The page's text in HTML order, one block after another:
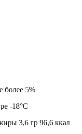
более 5%
-18°С
3,6 гр 96,6 ккал